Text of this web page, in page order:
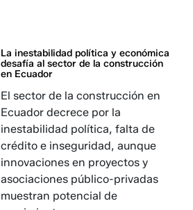
La inestabilidad política y económica
desafía al sector de la construcción
en Ecuador
El sector de la construcción en
Ecuador decrece por la
inestabilidad política, falta de
crédito e inseguridad, aunque
innovaciones en proyectos y
asociaciones público-privadas
muestran potencial de